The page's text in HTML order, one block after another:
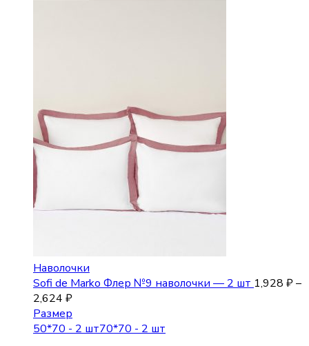
Наволочки
Sofi de Marko Флер №9 наволочки — 2 шт 1,928 ₽–
2,624 ₽
Размер
50*70 - 2 шт70*70 - 2 шт